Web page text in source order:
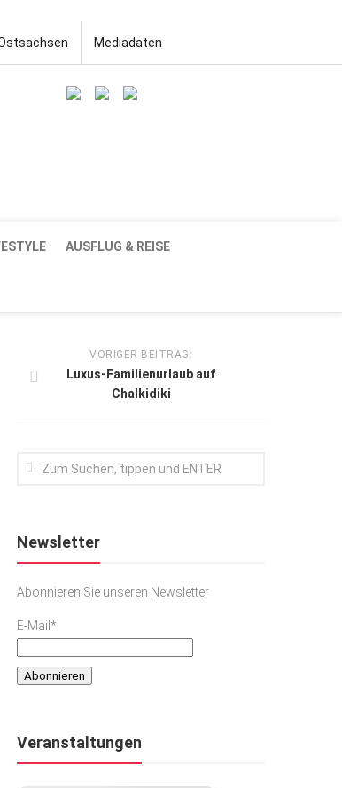
Mediadaten
AUSFLUG & REISE
VORIGER BEITRAG:
Luxus-Familienurlaub auf
Chalkidiki
Newsletter
Abonnieren Sie unseren Newsletter
E-Mail*
Veranstaltungen